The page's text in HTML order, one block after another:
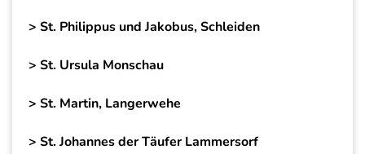
> St. Philippus und Jakobus, Schleiden
> St. Ursula Monschau
> St. Martin, Langerwehe
> St. Johannes der Täufer Lammersorf